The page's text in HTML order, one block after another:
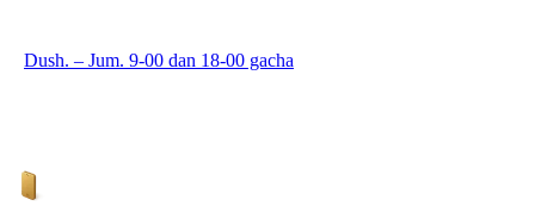
Dush. – Jum. 9-00 dan 18-00 gacha